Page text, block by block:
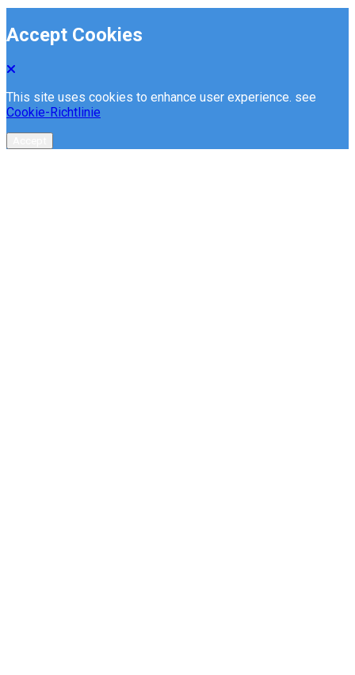
Accept Cookies
This site uses cookies to enhance user experience. see
Cookie-Richtlinie